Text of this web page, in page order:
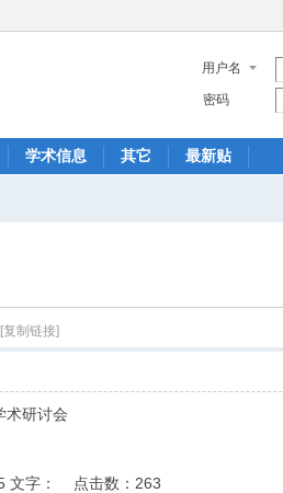
用户名
密码
学术信息 其它 最新贴
[复制链接]
术研讨会
文字： 点击数：263